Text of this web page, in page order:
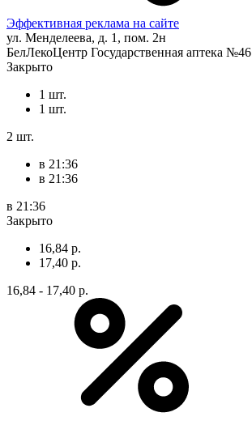
Эффективная реклама на сайте
ул. Менделеева, д. 1, пом. 2н
БелЛекоЦентр Государственная аптека №46
Закрыто
1 шт.
1 шт.
2 шт.
в 21:36
в 21:36
в 21:36
Закрыто
16,84 р.
17,40 р.
16,84 - 17,40 р.